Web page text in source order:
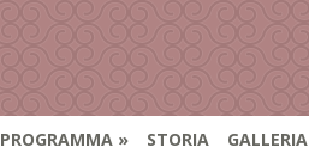
PROGRAMMA STORIA GALLERIA